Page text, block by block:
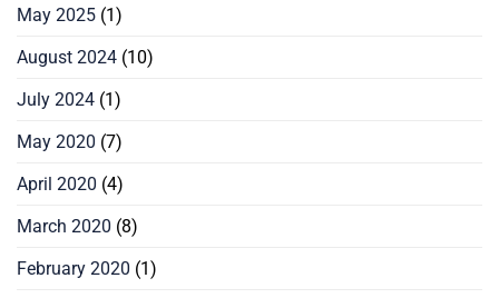
May 2025 (1)
August 2024 (10)
July 2024 (1)
May 2020 (7)
April 2020 (4)
March 2020 (8)
February 2020 (1)